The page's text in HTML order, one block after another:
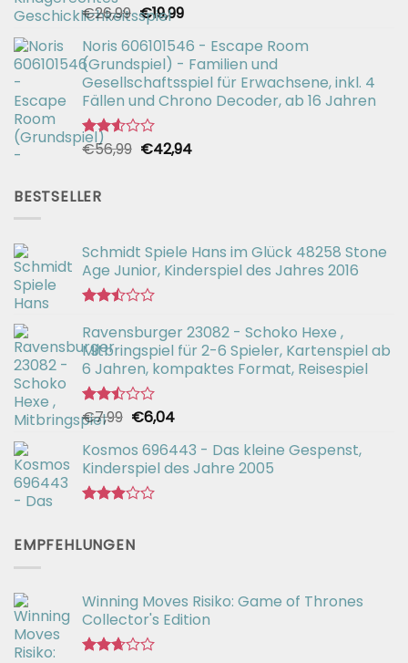
Bewertet
mit
2.49
von 5
€26,99 Ursprünglicher
Preis
war:
€26,99
€19,99Aktueller
ist:
€19,99.
Noris 606101546 - Escape Room
(Grundspiel) - Familien und
Gesellschaftsspiel für Erwachsene, inkl. 4
Fällen und Chrono Decoder, ab 16 Jahren
Bewertet
von 5
€56,99 Ursprünglicher
€42,94Aktueller
BESTSELLER
Schmidt Spiele Hans im Glück 48258 Stone
Age Junior, Kinderspiel des Jahres 2016
mit
2.50
von 5
Ravensburger 23082 - Schoko Hexe ,
Mitbringspiel für 2-6 Spieler, Kartenspiel ab
6 Jahren, kompaktes Format, Reisespiel
Bewertet
mit
2.50
von 5
€7,99 Ursprünglicher
war:
€7,99
€6,04Aktueller
ist:
€6,04.
Kosmos 696443 - Das kleine Gespenst,
Kinderspiel des Jahre 2005
2.92
EMPFEHLUNGEN
Winning Moves Risiko: Game of Thrones
Collector's Edition